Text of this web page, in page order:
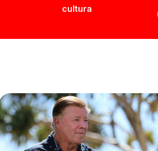
cultura